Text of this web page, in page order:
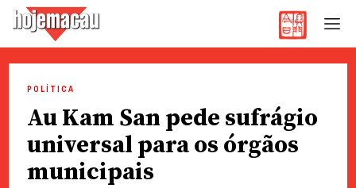
content
POLÍTICA
Au Kam San pede sufrágio
universal para os órgãos
municipais